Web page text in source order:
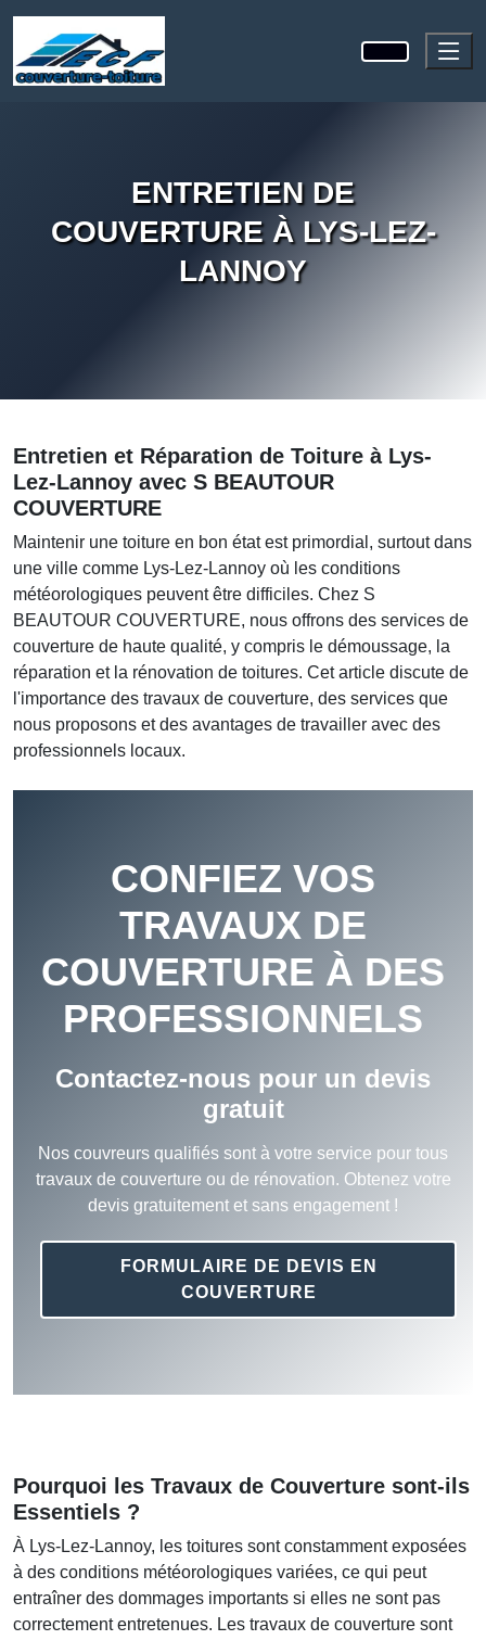
ENTRETIEN DE
COUVERTURE À LYS-LEZ-
LANNOY
Entretien et Réparation de Toiture à Lys-
Lez-Lannoy avec S BEAUTOUR
COUVERTURE
Maintenir une toiture en bon état est primordial, surtout dans
une ville comme Lys-Lez-Lannoy où les conditions
météorologiques peuvent être difficiles. Chez S
BEAUTOUR COUVERTURE, nous offrons des services de
couverture de haute qualité, y compris le démoussage, la
réparation et la rénovation de toitures. Cet article discute de
l'importance des travaux de couverture, des services que
nous proposons et des avantages de travailler avec des
professionnels locaux.
CONFIEZ VOS
TRAVAUX DE
COUVERTURE À DES
PROFESSIONNELS
Contactez-nous pour un devis
gratuit
Nos couvreurs qualifiés sont à votre service pour tous
travaux de couverture ou de rénovation. Obtenez votre
devis gratuitement et sans engagement !
FORMULAIRE DE DEVIS EN
COUVERTURE
Pourquoi les Travaux de Couverture sont-ils
Essentiels ?
À Lys-Lez-Lannoy, les toitures sont constamment exposées
à des conditions météorologiques variées, ce qui peut
entraîner des dommages importants si elles ne sont pas
correctement entretenues. Les travaux de couverture sont